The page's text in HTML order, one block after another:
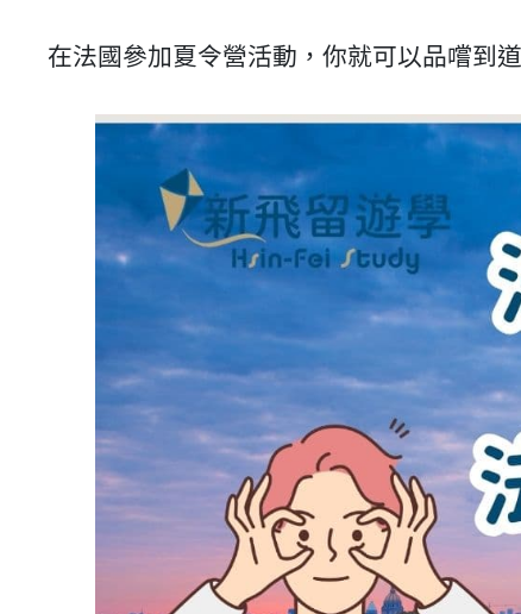
在法國參加夏令營活動，你就可以品嚐到